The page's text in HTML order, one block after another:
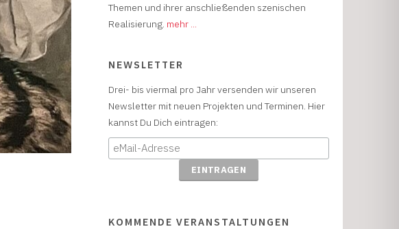
Themen und ihrer anschließenden szenischen
Realisierung. mehr ...
NEWSLETTER
Drei- bis viermal pro Jahr versenden wir unseren
Newsletter mit neuen Projekten und Terminen. Hier
kannst Du Dich eintragen:
KOMMENDE VERANSTALTUNGEN